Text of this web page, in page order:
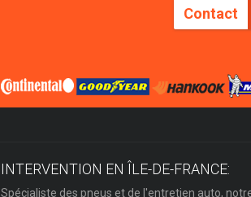
Contact
INTERVENTION EN ÎLE-DE-FRANCE:
Spécialiste des pneus et de l'entretien auto,